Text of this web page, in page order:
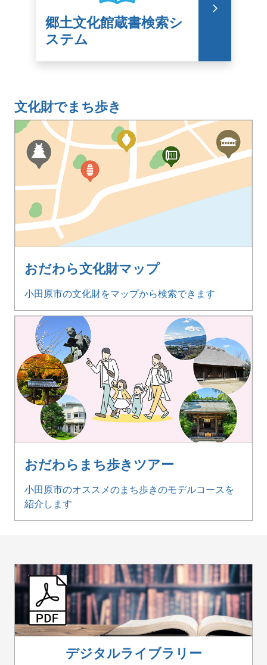
郷土文化館蔵書検索シ
ステム
arrow_forward_ios
文化財でまち歩き
おだわら文化財マップ
小田原市の文化財をマップから検索できます
おだわらまち歩きツアー
小田原市のオススメのまち歩きのモデルコースを
紹介します
デジタルライブラリー